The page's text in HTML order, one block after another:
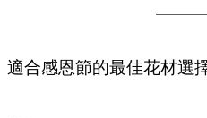
適合感恩節的最佳花材選